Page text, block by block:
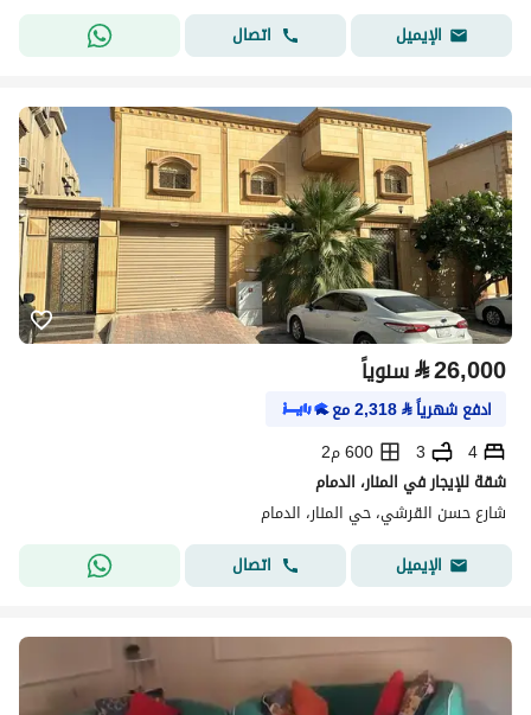
الإيميل
اتصال
⃁26,000 سنوياً
ادفع شهرياً⃁
2,318مع
4
3
600 م2
شقة للإيجار في المنار، الدمام
شارع حسن القرشي، حي المنار، الدمام
الإيميل
اتصال